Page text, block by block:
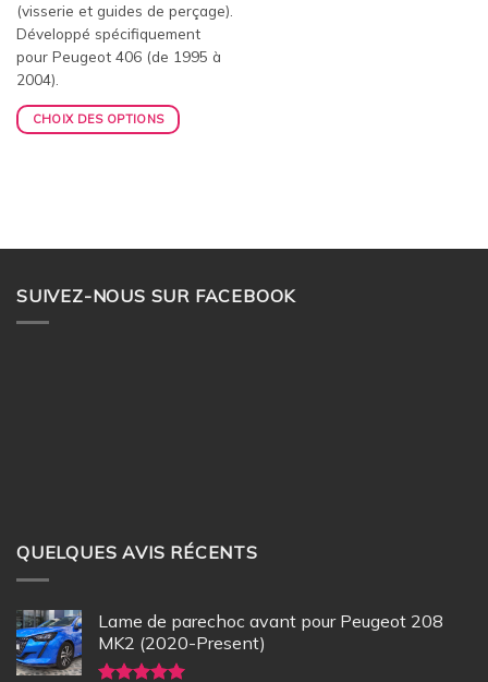
(visserie et guides de perçage).
Développé spécifiquement
pour Peugeot 406 (de 1995 à
2004).
CHOIX DES OPTIONS
SUIVEZ-NOUS SUR FACEBOOK
QUELQUES AVIS RÉCENTS
Lame de parechoc avant pour Peugeot 208
MK2 (2020-Present)